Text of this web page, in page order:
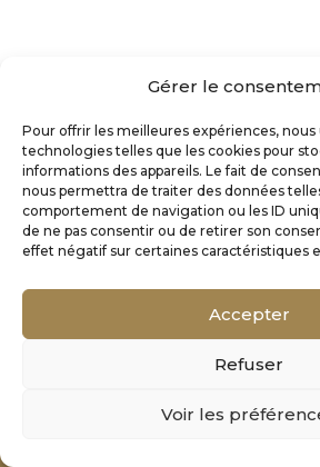
Gérer le
Pour offrir les meilleures expériences, nous
technologies telles que les cookies pour
informations des appareils. Le fait de
nous permettra de traiter des données
comportement de navigation ou les ID
de ne pas consentir ou de retirer son
effet négatif sur certaines caractéristiques
Accepter
Refuser
Voir les
Mentions